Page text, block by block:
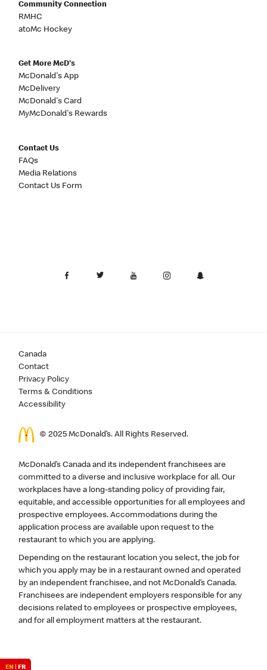
Community Connection
RMHC
atoMc Hockey
Get More McD's
McDonald's App
McDelivery
McDonald's Card
MyMcDonald's Rewards
Contact Us
FAQs
Media Relations
Contact Us Form
Canada
Contact
Privacy Policy
Terms & Conditions
Accessibility
© 2025 McDonald’s. All Rights Reserved.
McDonald’s Canada and its independent franchisees are
committed to a diverse and inclusive workplace for all. Our
workplaces have a long-standing policy of providing fair,
equitable, and accessible opportunities for all employees and
prospective employees. Accommodations during the
application process are available upon request to the
restaurant to which you are applying.
Depending on the restaurant location you select, the job for
which you apply may be in a restaurant owned and operated
by an independent franchisee, and not McDonald’s Canada.
Franchisees are independent employers responsible for any
decisions related to employees or prospective employees,
and for all employment matters at the restaurant.
EN| FR